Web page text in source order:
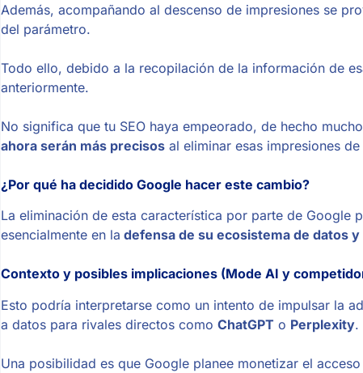
Además, acompañando al descenso de impresiones se
del parámetro.
Todo ello, debido a la recopilación de la información de
anteriormente.
No significa que tu SEO haya empeorado, de hecho
ahora serán más precisos al eliminar esas impresiones
¿Por qué ha decidido Google hacer este cambio?
La eliminación de esta característica por parte de Google
esencialmente en la defensa de su ecosistema de datos
Contexto y posibles implicaciones (Mode AI y
Esto podría interpretarse como un intento de impulsar la
a datos para rivales directos como ChatGPT o Perplexity.
Una posibilidad es que Google planee monetizar el